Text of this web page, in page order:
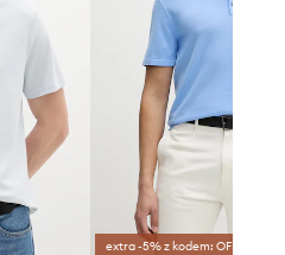
extra -5% z kodem: OFF*